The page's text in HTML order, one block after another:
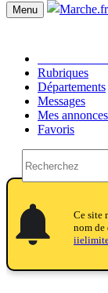
Menu
Rubriques
Départements
Messages
Mes annonces
Favoris
notifications
notifications
Ce site
nom de